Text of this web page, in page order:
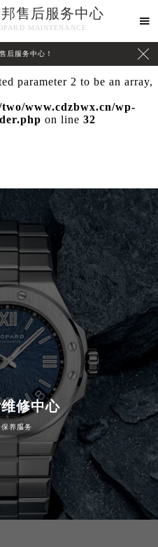
1 to be array, null
www.cdzbwx.cn/wp-
on line
parameter 2 to be an array,
www.cdzbwx.cn/wp-
on line 32
售后服务中心
MAINTENANCE

后服务中心！ 
修中心
养服务